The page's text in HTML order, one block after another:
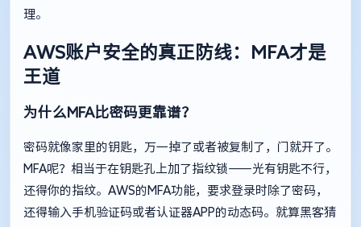
理。
AWS账户安全的真正防线：MFA才是
王道
为什么MFA比密码更靠谱？
密码就像家里的钥匙，万一掉了或者被复制了，门就开了。
MFA呢？相当于在钥匙孔上加了指纹锁——光有钥匙不行，
还得你的指纹。AWS的MFA功能，要求登录时除了密码，
还得输入手机验证码或者认证器APP的动态码。就算黑客猜